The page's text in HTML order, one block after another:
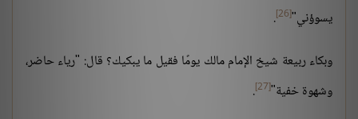
يسوؤني"[26]
.
وبكاء ربيعة شيخ الإمام مالك يومًا فقيل ما يبكيك؟ قال: "رياء حاضر،
وشهوة خفية"[27]
.